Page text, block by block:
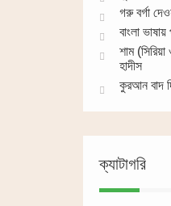
গরু বর্গা
বাংলা
শাম
হাদীস
কুরআন বাদ
ক্যাটাগরি